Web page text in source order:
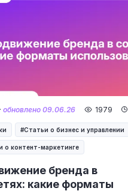
бренда в
какие форматы
обновлено 09.06.26 1979
Статьи о бизнес и управлении
о контент-маркетинге